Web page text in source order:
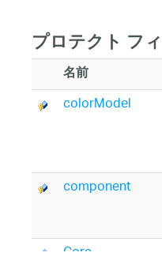
プロテクト フ
名前
colorModel
component
Core